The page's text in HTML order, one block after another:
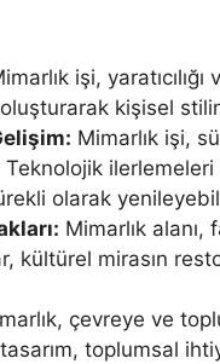
işi,
oluşturarak kişisel
Mimarlık işi,
Teknolojik
olarak
Mimarlık
kültürel mirasın
çevreye ve
toplumsal